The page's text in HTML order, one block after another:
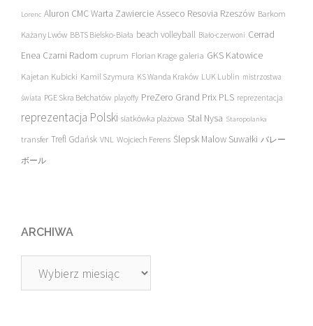
Lorenc Aluron CMC Warta Zawiercie Asseco Resovia Rzeszów Barkom
Każany Lwów BBTS Bielsko-Biała beach volleyball Biało-czerwoni Cerrad
Enea Czarni Radom cuprum Florian Krage galeria GKS Katowice
Kajetan Kubicki Kamil Szymura KS Wanda Kraków LUK Lublin mistrzostwa
świata PGE Skra Bełchatów playoffy PreZero Grand Prix PLS reprezentacja
reprezentacja Polski siatkówka plażowa Stal Nysa Staropolanka
transfer Trefl Gdańsk VNL Wojciech Ferens Ślepsk Malow Suwałki バレー
ボール
ARCHIWA
Archiwa